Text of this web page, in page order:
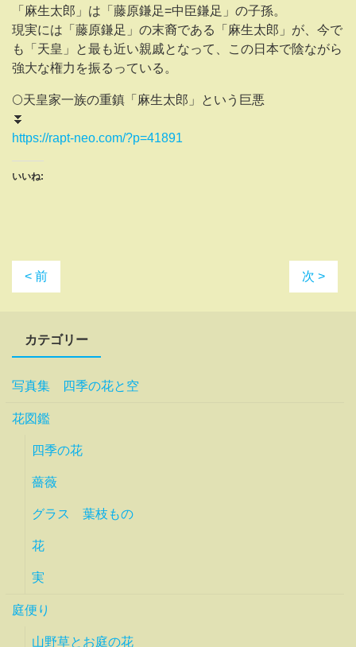
「麻生太郎」は「藤原鎌足=中臣鎌足」の子孫。
現実には「藤原鎌足」の末裔である「麻生太郎」が、今で
も「天皇」と最も近い親戚となって、この日本で陰ながら
強大な権力を振るっている。
🌕天皇家一族の重鎮「麻生太郎」という巨悪
⏬️
https://rapt-neo.com/?p=41891
いいね:
< 前 次 >
カテゴリー
写真集 四季の花と空
花図鑑
四季の花
薔薇
グラス 葉枝もの
花
実
庭便り
山野草とお庭の花